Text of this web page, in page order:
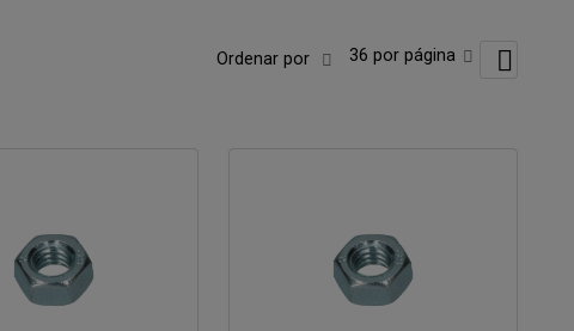
Ordenar por 36 por página